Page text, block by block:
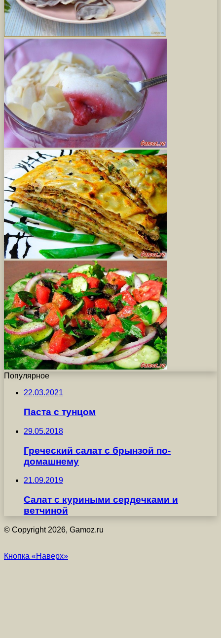
Популярное
22.03.2021
Паста с тунцом
29.05.2018
Греческий салат с брынзой по-
домашнему
21.09.2019
Салат с куриными сердечками и
ветчиной
© Copyright 2026, Gamoz.ru
Кнопка «Наверх»